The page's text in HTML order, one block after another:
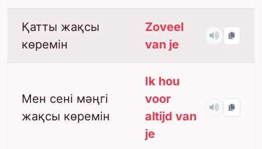
Қатты жақсы
көремін
Zoveel
van je
Мен сені мәңгі
жақсы көремін
Ik hou
voor
altijd van
je